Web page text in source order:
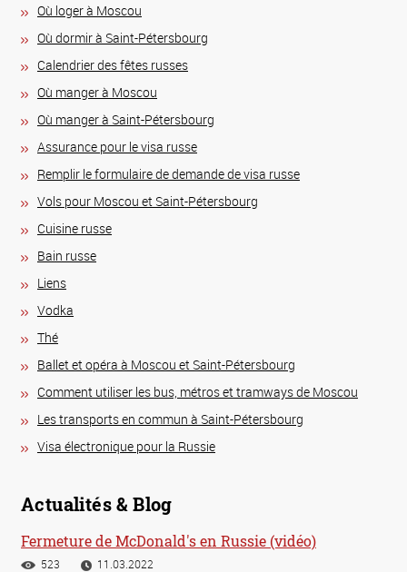
Où loger à Moscou
Où dormir à Saint-Pétersbourg
Calendrier des fêtes russes
Où manger à Moscou
Où manger à Saint-Pétersbourg
Assurance pour le visa russe
Remplir le formulaire de demande de visa russe
Vols pour Moscou et Saint-Pétersbourg
Сuisine russe
Bain russe
Liens
Vodka
Thé
Ballet et opéra à Moscou et Saint-Pétersbourg
Comment utiliser les bus, métros et tramways de Moscou
Les transports en commun à Saint-Pétersbourg
Visa électronique pour la Russie
Actualités & Blog
Fermeture de McDonald's en Russie (vidéo)
523 11.03.2022